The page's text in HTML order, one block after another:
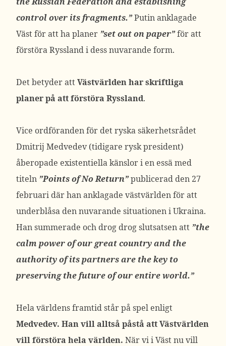
control over its fragments.”Putin anklagade
Väst för att ha planer ”set out on paper”för att
förstöra Ryssland i dess nuvarande form.
Det betyder attVästvärlden har skriftliga
planer på att förstöra Ryssland.
Vice ordföranden för det ryska säkerhetsrådet
Dmitrij Medvedev (tidigare rysk president)
åberopade existentiella känslor i en essä med
titeln ”Points of No Return”publicerad den 27
februari där han anklagade västvärlden för att
underblåsa den nuvarande situationen i Ukraina.
Han summerade och drog drog slutsatsen att ”the
calm power of our great country and the
authority of its partners are the key to
preserving the future of our entire world.”
Hela världens framtid står på spel enligt
Medvedev. Han vill alltså påstå att Västvärlden
vill förstöra hela världen. När vi i Väst nu vill